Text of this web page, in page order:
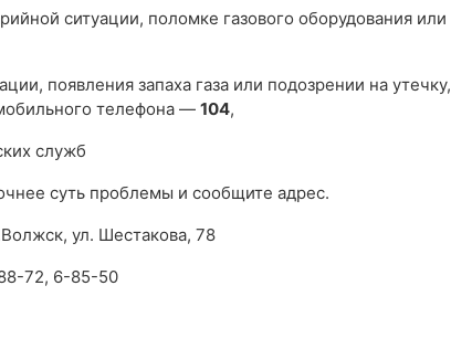
ситуации, поломке газового оборудования или
появления запаха газа или подозрении на утечку,
телефона — 104,
служб
суть проблемы и сообщите адрес.
ул. Шестакова, 78
72, 6-85-50